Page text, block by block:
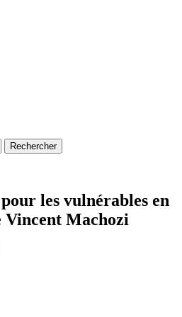
les vulnérables en
Vincent Machozi